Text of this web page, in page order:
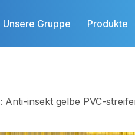
Unsere Gruppe Produkte
Anti-insekt gelbe PVC-